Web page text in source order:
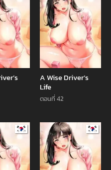
A Wise Driver’s
Life
ตอนที่ 42
Manhwa